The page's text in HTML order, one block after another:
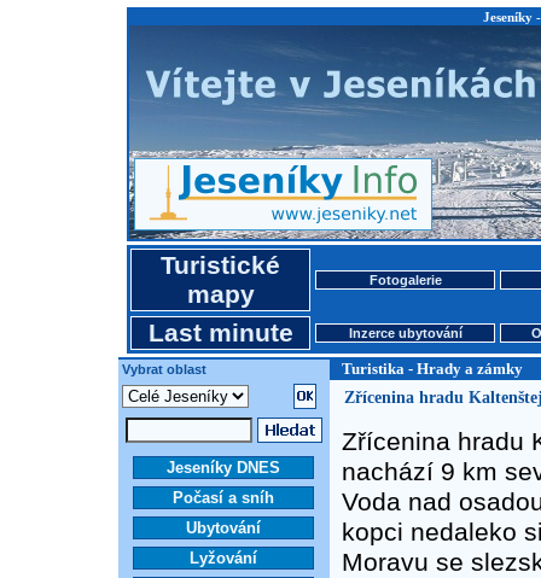
Jeseníky
Turistické
mapy
Fotogalerie
Last minute Inzerce ubytování
Vybrat oblast Turistika - Hrady a zámky
Jeseníky DNES
Počasí a sníh
Ubytování
Lyžování
Zřícenina hradu
Zřícenina hradu
nachází 9 km
Voda nad
kopci nedaleko
Moravu se